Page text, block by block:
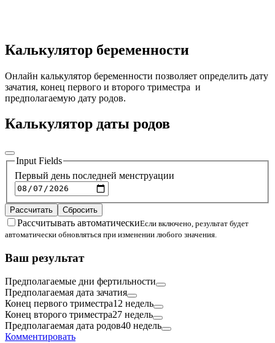
Калькулятор беременности
Онлайн калькулятор беременности позволяет определить дату
зачатия, конец первого и второго триместра и
предполагаемую дату родов.
Калькулятор даты родов
Input Fields
Первый день последней менструации
Рассчитать Сбросить
Рассчитывать автоматическиЕсли включено, результат будет
автоматически обновляться при изменении любого значения.
Ваш результат
Предполагаемые дни фертильности
Предполагаемая дата зачатия
Конец первого триместра12 недель
Конец второго триместра27 недель
Предполагаемая дата родов40 недель
Комментировать